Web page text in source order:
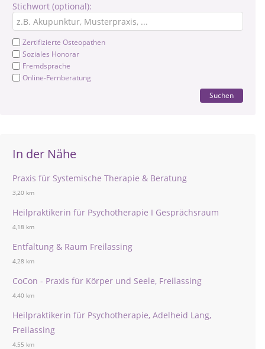
Stichwort (optional):
Zertifizierte Osteopathen
Soziales Honorar
Fremdsprache
Online-Fernberatung
Suchen
In der Nähe
Praxis für Systemische Therapie & Beratung
3,20 km
Heilpraktikerin für Psychotherapie I Gesprächsraum
4,18 km
Entfaltung & Raum Freilassing
4,28 km
CoCon - Praxis für Körper und Seele, Freilassing
4,40 km
Heilpraktikerin für Psychotherapie, Adelheid Lang,
Freilassing
4,55 km